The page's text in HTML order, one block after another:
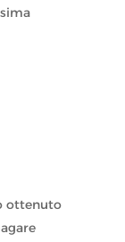
ottenuto